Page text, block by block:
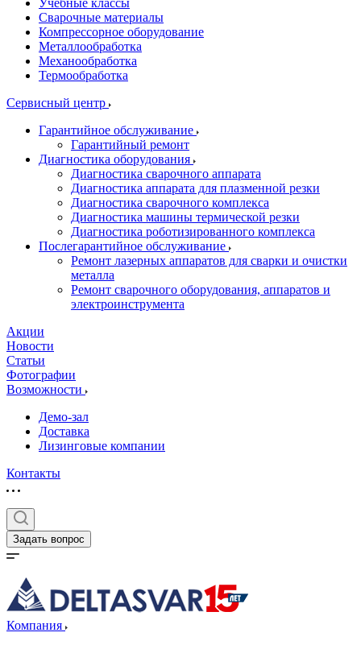
Учебные классы
Сварочные материалы
Компрессорное оборудование
Металлообработка
Механообработка
Термообработка
Сервисный центр
Гарантийное обслуживание
Гарантийный ремонт
Диагностика оборудования
Диагностика сварочного аппарата
Диагностика аппарата для плазменной резки
Диагностика сварочного комплекса
Диагностика машины термической резки
Диагностика роботизированного комплекса
Послегарантийное обслуживание
Ремонт лазерных аппаратов для сварки и очистки
металла
Ремонт сварочного оборудования, аппаратов и
электроинструмента
Акции
Новости
Статьи
Фотографии
Возможности
Демо-зал
Доставка
Лизинговые компании
Контакты
Задать вопрос
Компания